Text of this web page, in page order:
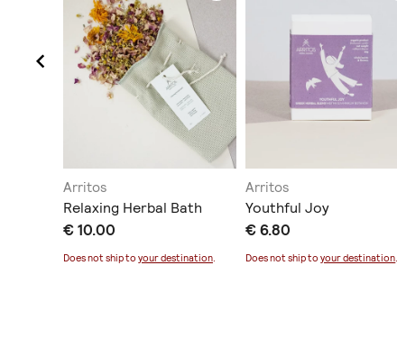
Arritos
Relaxing Herbal Bath
€ 10.00
Does not ship to your destination.
Arritos
Youthful Joy
€ 6.80
Does not ship toyour destination